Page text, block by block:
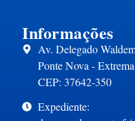
Informações
Av. Delegado
Ponte Nova -
CEP: 37642-350
Expediente: